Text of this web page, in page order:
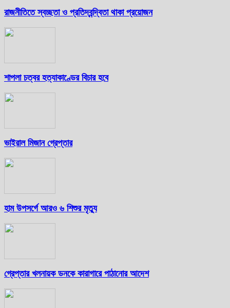
রাজনীতিতে স্বচ্ছতা ও প্রতিদ্বন্দ্বিতা থাকা প্রয়োজন
শাপলা চত্বর হত্যাকাণ্ডের বিচার হবে
ভাইরাল মিজান গ্রেপ্তার
হাম উপসর্গে আরও ৬ শিশুর মৃত্যু
গ্রেপ্তার খলনায়ক ডনকে কারাগারে পাঠানোর আদেশ